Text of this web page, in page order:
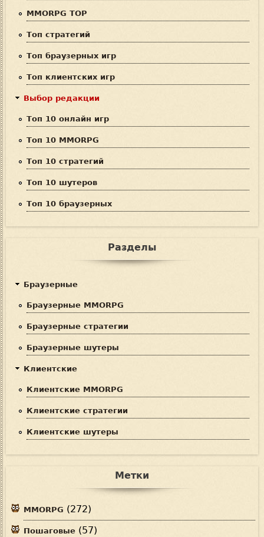
MMORPG TOP
Топ стратегий
Топ браузерных игр
Топ клиентских игр
Выбор редакции
Топ 10 онлайн игр
Топ 10 MMORPG
Топ 10 стратегий
Топ 10 шутеров
Топ 10 браузерных
Разделы
Браузерные
Браузерные MMORPG
Браузерные стратегии
Браузерные шутеры
Клиентские
Клиентские MMORPG
Клиентские стратегии
Клиентские шутеры
Метки
MMORPG (272)
Пошаговые (57)